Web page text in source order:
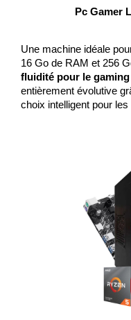
Pc Gamer
Une machine idéale
16 Go de RAM et 256
fluidité pour le
entièrement évolutive
choix intelligent pour